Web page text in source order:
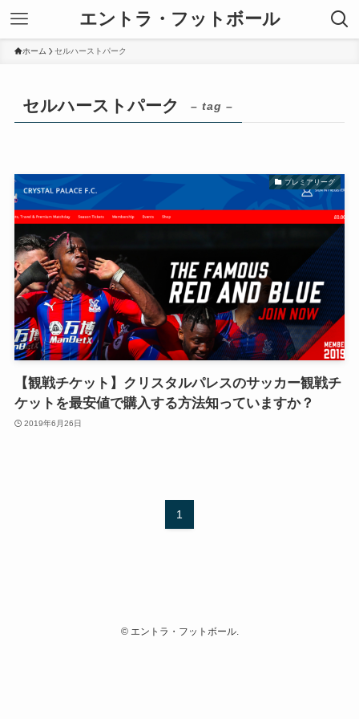
エントラ・フットボール
ホーム セルハーストパーク
セルハーストパーク – tag –
プレミアリーグ
【観戦チケット】クリスタルパレスのサッカー観戦チ
ケットを最安値で購入する方法知っていますか？
2019年6月26日
1
©エントラ・フットボール.